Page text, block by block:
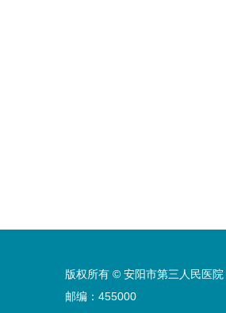
版权所有 © 安阳市第三人民医院
邮编：455000